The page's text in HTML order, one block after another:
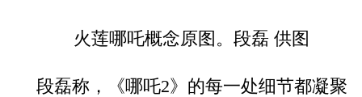
火莲哪吒概念原图。段磊 供图
段磊称，《哪吒2》的每一处细节都凝聚